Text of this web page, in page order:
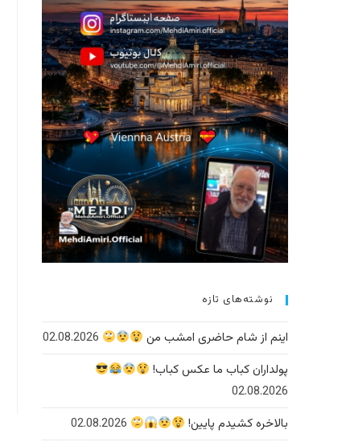
نوشته‌های تازه
اینم از شام حاضری امشب من
02.08.2026
پولداران کباب ما عکس کباب!
02.08.2026
بالاخره کشیدم پایین!
02.08.2026